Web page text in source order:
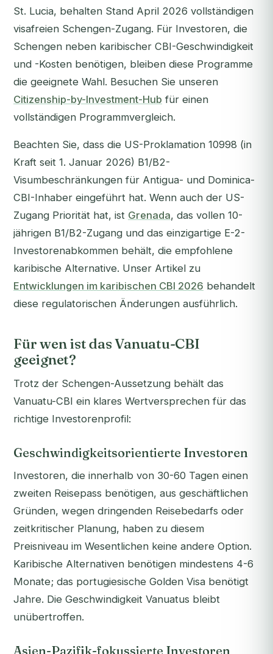
St. Lucia, behalten Stand April 2026 vollständigen
visafreien Schengen-Zugang. Für Investoren, die
Schengen neben karibischer CBI-Geschwindigkeit
und -Kosten benötigen, bleiben diese Programme
die geeignete Wahl. Besuchen Sie unseren
Citizenship-by-Investment-Hub für einen
vollständigen Programmvergleich.
Beachten Sie, dass die US-Proklamation 10998 (in
Kraft seit 1. Januar 2026) B1/B2-
Visumbeschränkungen für Antigua- und Dominica-
CBI-Inhaber eingeführt hat. Wenn auch der US-
Zugang Priorität hat, ist Grenada, das vollen 10-
jährigen B1/B2-Zugang und das einzigartige E-2-
Investorenabkommen behält, die empfohlene
karibische Alternative. Unser Artikel zu
Entwicklungen im karibischen CBI 2026 behandelt
diese regulatorischen Änderungen ausführlich.
Für wen ist das Vanuatu-CBI
geeignet?
Trotz der Schengen-Aussetzung behält das
Vanuatu-CBI ein klares Wertversprechen für das
richtige Investorenprofil:
Geschwindigkeitsorientierte Investoren
Investoren, die innerhalb von 30-60 Tagen einen
zweiten Reisepass benötigen, aus geschäftlichen
Gründen, wegen dringenden Reisebedarfs oder
zeitkritischer Planung, haben zu diesem
Preisniveau im Wesentlichen keine andere Option.
Karibische Alternativen benötigen mindestens 4-6
Monate; das portugiesische Golden Visa benötigt
Jahre. Die Geschwindigkeit Vanuatus bleibt
unübertroffen.
Asien-Pazifik-fokussierte Investoren